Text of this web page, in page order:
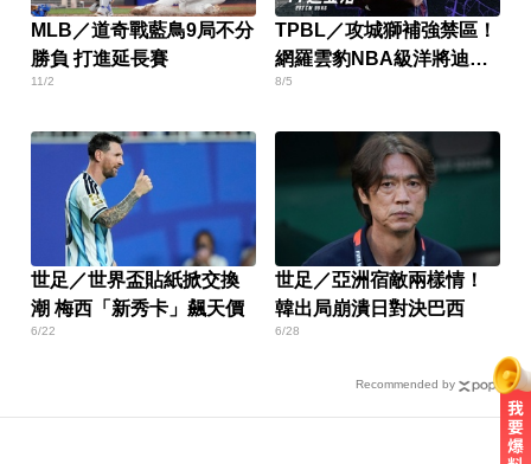
MLB／道奇戰藍鳥9局不分
勝負 打進延長賽
11/2
TPBL／攻城獅補強禁區！
網羅雲豹NBA級洋將迪亞
洛
8/5
世足／世界盃貼紙掀交換
潮 梅西「新秀卡」飆天價
6/22
世足／亞洲宿敵兩樣情！
韓出局崩潰日對決巴西
6/28
Recommended by